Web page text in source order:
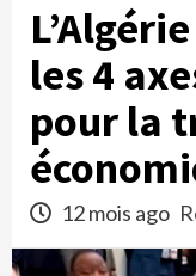
les 4
pour la
12 mois ago